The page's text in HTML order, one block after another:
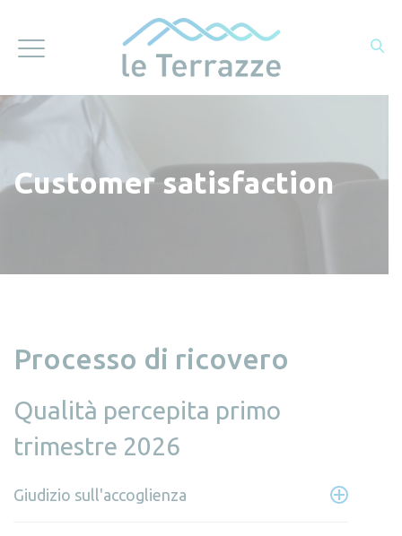
Customer satisfaction
Processo di ricovero
Qualità percepita primo
trimestre 2026
Giudizio sull'accoglienza